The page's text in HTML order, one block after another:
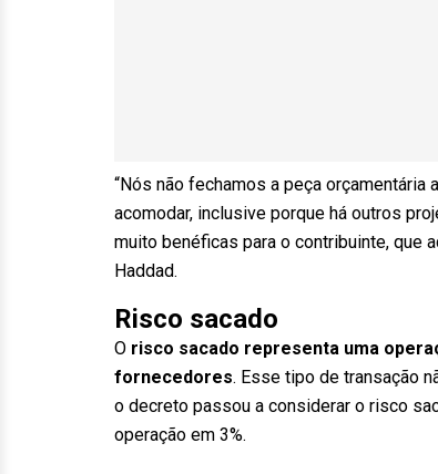
“Nós não fechamos a peça
acomodar, inclusive porque há outros
muito benéficas para o contribuinte, que
Haddad.
Risco sacado
O risco sacado representa uma
fornecedores. Esse tipo de transação
o decreto passou a considerar o risco
operação em 3%.